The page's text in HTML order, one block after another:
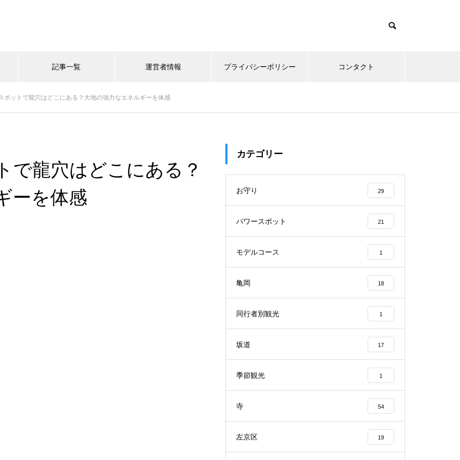
記事一覧 運営者情報 プライバシーポリシー コンタクト
ポットで龍穴はどこにある？大地の強力なエネルギーを体感
で龍穴はどこにある？
ーを体感
カテゴリー
お守り 29
パワースポット 21
モデルコース 1
亀岡 18
同行者別観光 1
坂道 17
季節観光 1
寺 54
左京区 19